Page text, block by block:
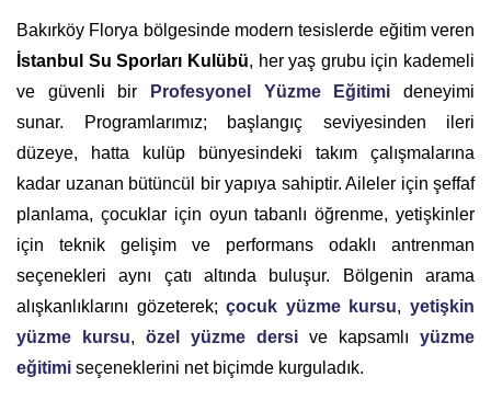
Bakırköy Florya bölgesinde modern tesislerde eğitim veren
İstanbul Su Sporları Kulübü, her yaş grubu için kademeli
ve güvenli bir
Profesyonel Yüzme Eğitimi deneyimi
sunar. Programlarımız; başlangıç seviyesinden ileri
düzeye, hatta kulüp bünyesindeki takım çalışmalarına
kadar uzanan bütüncül bir yapıya sahiptir. Aileler için şeffaf
planlama, çocuklar için oyun tabanlı öğrenme, yetişkinler
için teknik gelişim ve performans odaklı antrenman
seçenekleri aynı çatı altında buluşur. Bölgenin arama
alışkanlıklarını gözeterek;çocuk yüzme kursu,yetişkin
yüzme kursu, özel yüzme dersi ve kapsamlı yüzme
eğitimi seçeneklerini net biçimde kurguladık.